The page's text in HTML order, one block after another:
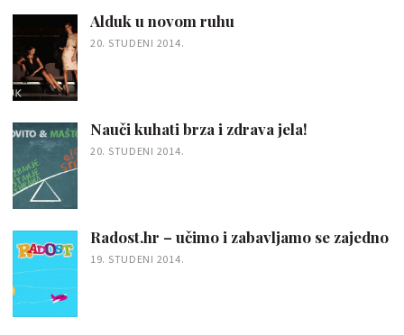
Alduk u novom ruhu
20. STUDENI 2014.
Nauči kuhati brza i zdrava jela!
20. STUDENI 2014.
Radost.hr – učimo i zabavljamo se zajedno
19. STUDENI 2014.